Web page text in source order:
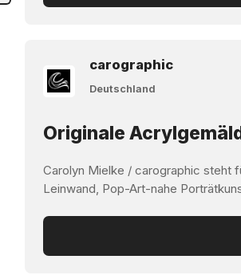
carographic
Deutschland
Originale
Carolyn Mielke / carographic steht
Leinwand, Pop-Art-nahe